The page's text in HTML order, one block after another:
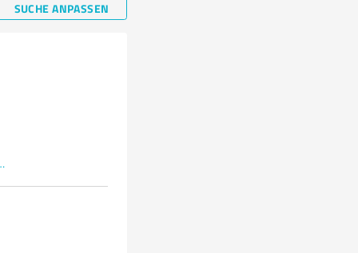
SUCHE ANPASSEN
hannover-isernhagen